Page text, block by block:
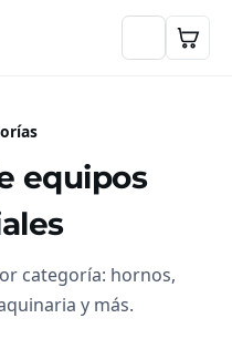
equipos
categoría: hornos,
y más.